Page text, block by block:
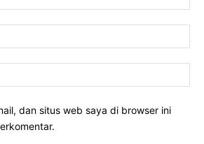
dan situs web saya di browser ini